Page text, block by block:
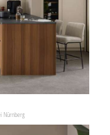
Nürnberg